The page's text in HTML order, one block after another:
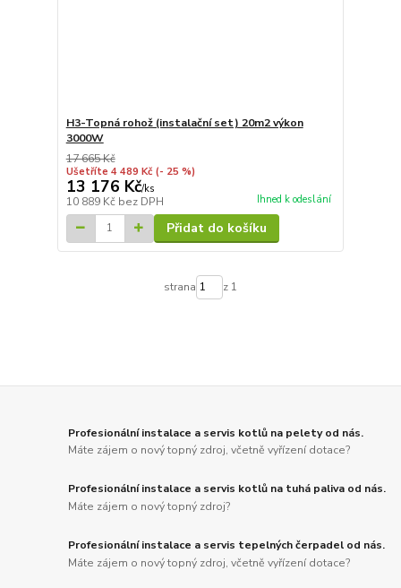
H3-Topná rohož (instalační set) 20m2 výkon
3000W
17 665 Kč
Ušetříte 4 489 Kč (- 25 %)
13 176 Kč/ks
10 889 Kč bez DPH Ihned k odeslání
Přidat do košíku
strana z 1
Profesionální instalace a servis kotlů na pelety od nás.
Máte zájem o nový topný zdroj, včetně vyřízení dotace?
Profesionální instalace a servis kotlů na tuhá paliva od nás.
Máte zájem o nový topný zdroj?
Profesionální instalace a servis tepelných čerpadel od nás.
Máte zájem o nový topný zdroj, včetně vyřízení dotace?